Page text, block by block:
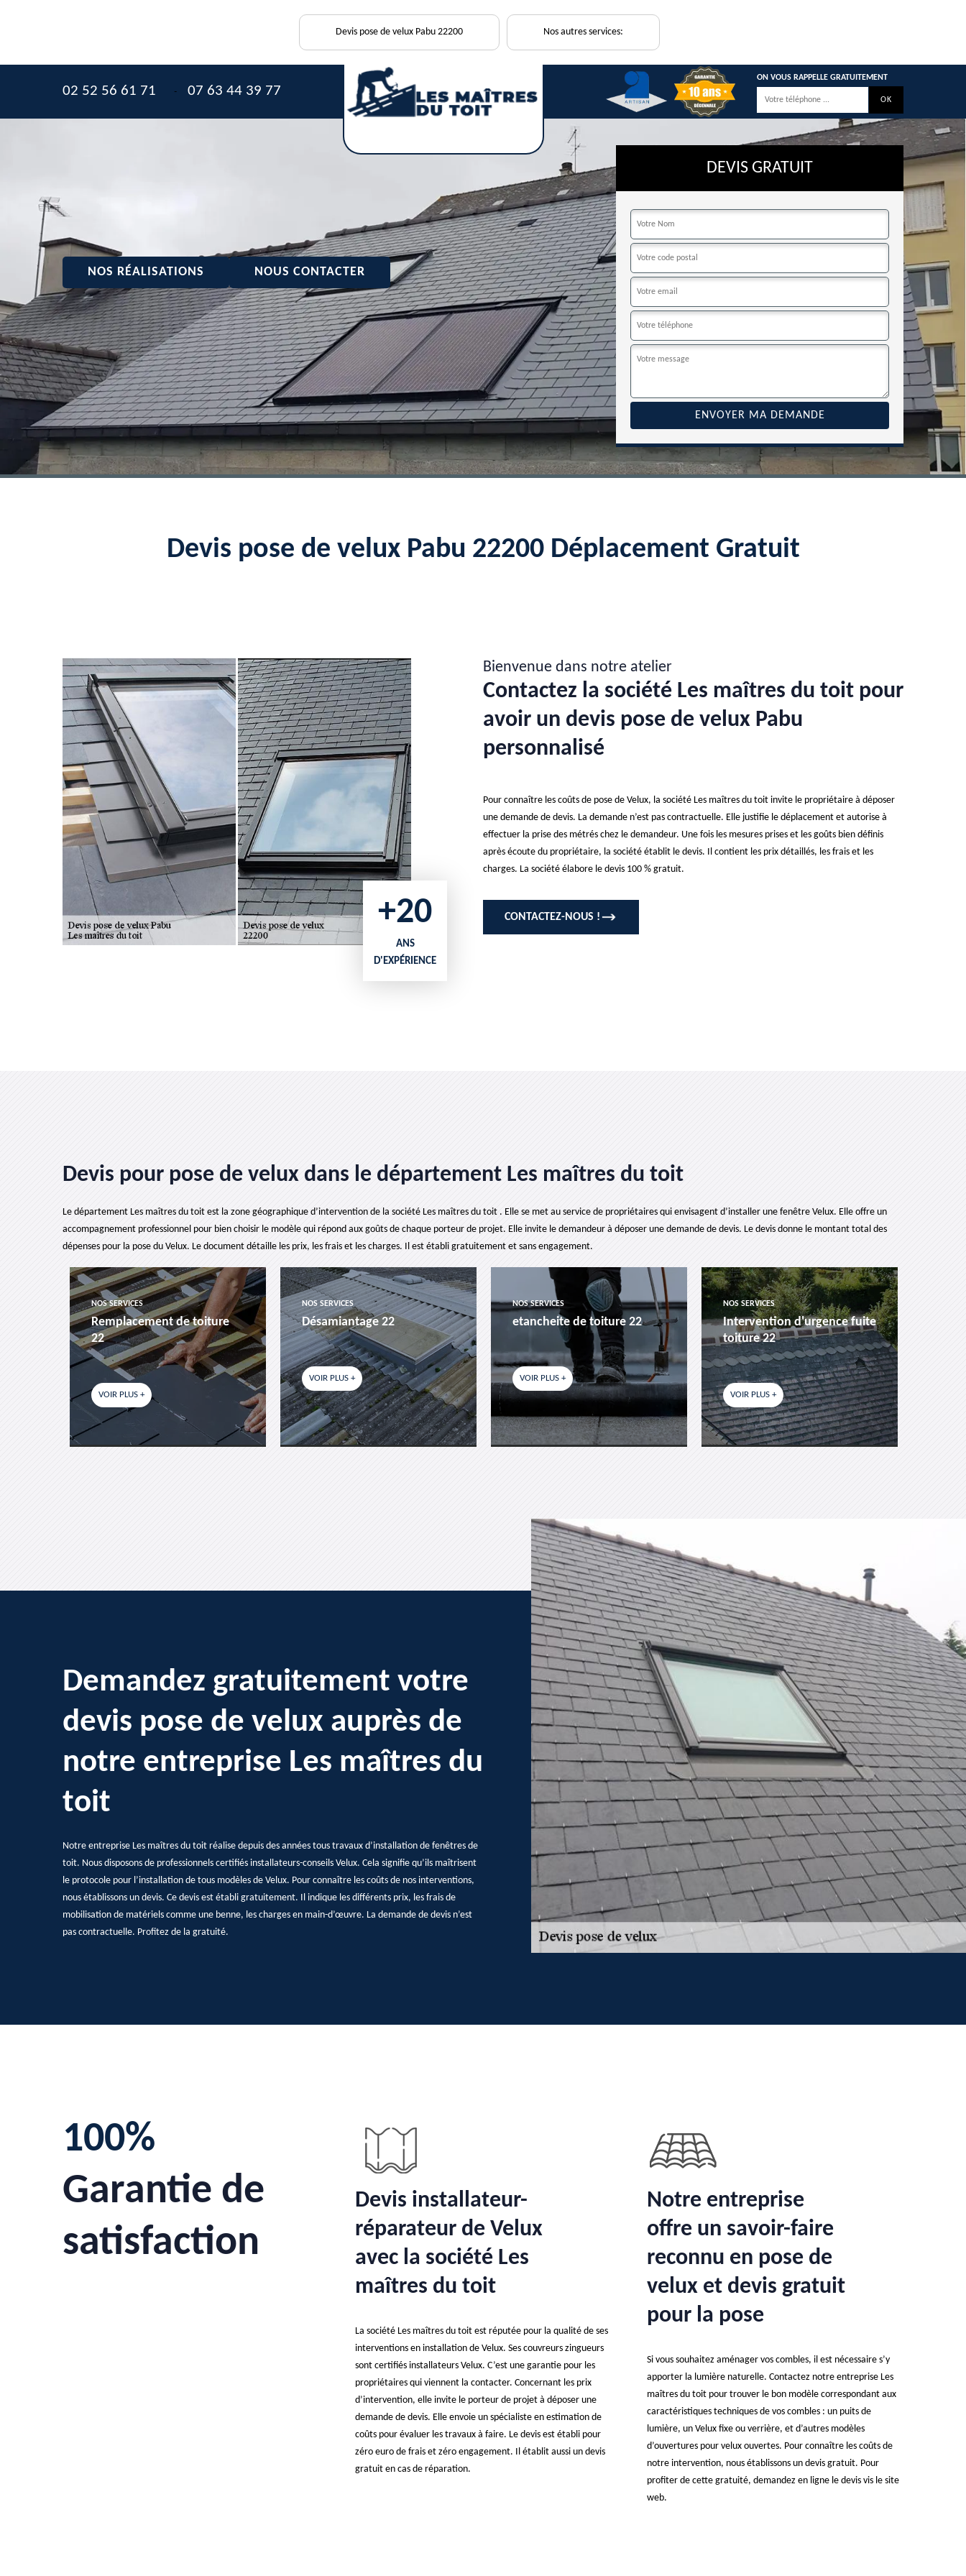
Devis pose de velux Pabu 22200 Nos autres services:
02 52 56 61 71 - 07 63 44 39 77
ON VOUS RAPPELLE GRATUITEMENT
NOS RÉALISATIONS NOUS CONTACTER
DEVIS GRATUIT
Devis pose de velux Pabu 22200 Déplacement Gratuit
+20
ANS
D'EXPÉRIENCE
Bienvenue dans notre atelier
Contactez la société Les maîtres du toit pour
avoir un devis pose de velux Pabu
personnalisé
Pour connaître les coûts de pose de Velux, la société Les maîtres du toit invite le propriétaire à déposer
une demande de devis. La demande n’est pas contractuelle. Elle justifie le déplacement et autorise à
effectuer la prise des métrés chez le demandeur. Une fois les mesures prises et les goûts bien définis
après écoute du propriétaire, la société établit le devis. Il contient les prix détaillés, les frais et les
charges. La société élabore le devis 100 % gratuit.
CONTACTEZ-NOUS !
Devis pour pose de velux dans le département Les maîtres du toit
Le département Les maîtres du toit est la zone géographique d’intervention de la société Les maîtres du toit . Elle se met au service de propriétaires qui envisagent d’installer une fenêtre Velux. Elle offre un
accompagnement professionnel pour bien choisir le modèle qui répond aux goûts de chaque porteur de projet. Elle invite le demandeur à déposer une demande de devis. Le devis donne le montant total des
dépenses pour la pose du Velux. Le document détaille les prix, les frais et les charges. Il est établi gratuitement et sans engagement.
NOS SERVICES
Remplacement de toiture
22
VOIR PLUS +
NOS SERVICES
Désamiantage 22
VOIR PLUS +
NOS SERVICES
etancheite de toiture 22
VOIR PLUS +
NOS SERVICES
Intervention d'urgence fuite
toiture 22
VOIR PLUS +
Demandez gratuitement votre
devis pose de velux auprès de
notre entreprise Les maîtres du
toit
Notre entreprise Les maîtres du toit réalise depuis des années tous travaux d’installation de fenêtres de
toit. Nous disposons de professionnels certifiés installateurs-conseils Velux. Cela signifie qu’ils maîtrisent
le protocole pour l’installation de tous modèles de Velux. Pour connaître les coûts de nos interventions,
nous établissons un devis. Ce devis est établi gratuitement. Il indique les différents prix, les frais de
mobilisation de matériels comme une benne, les charges en main-d’œuvre. La demande de devis n’est
pas contractuelle. Profitez de la gratuité.
100%
Garantie de
satisfaction
Devis installateur-
réparateur de Velux
avec la société Les
maîtres du toit
La société Les maîtres du toit est réputée pour la qualité de ses
interventions en installation de Velux. Ses couvreurs zingueurs
sont certifiés installateurs Velux. C’est une garantie pour les
propriétaires qui viennent la contacter. Concernant les prix
d’intervention, elle invite le porteur de projet à déposer une
demande de devis. Elle envoie un spécialiste en estimation de
coûts pour évaluer les travaux à faire. Le devis est établi pour
zéro euro de frais et zéro engagement. Il établit aussi un devis
gratuit en cas de réparation.
Notre entreprise
offre un savoir-faire
reconnu en pose de
velux et devis gratuit
pour la pose
Si vous souhaitez aménager vos combles, il est nécessaire s’y
apporter la lumière naturelle. Contactez notre entreprise Les
maîtres du toit pour trouver le bon modèle correspondant aux
caractéristiques techniques de vos combles : un puits de
lumière, un Velux fixe ou verrière, et d’autres modèles
d’ouvertures pour velux ouvertes. Pour connaître les coûts de
notre intervention, nous établissons un devis gratuit. Pour
profiter de cette gratuité, demandez en ligne le devis vis le site
web.